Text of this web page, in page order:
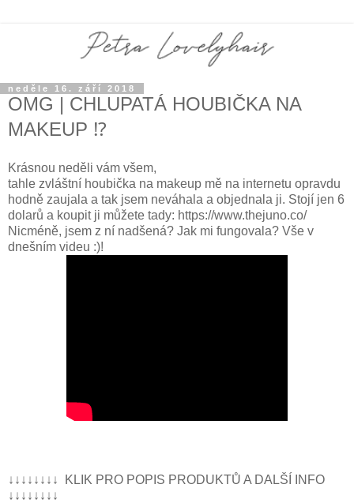
neděle 16. září 2018
OMG | CHLUPATÁ HOUBIČKA NA
MAKEUP ⁉️
Krásnou neděli vám všem,
tahle zvláštní houbička na makeup mě na internetu opravdu
hodně zaujala a tak jsem neváhala a objednala ji. Stojí jen 6
dolarů a koupit ji můžete tady: https://www.thejuno.co/
Nicméně, jsem z ní nadšená? Jak mi fungovala? Vše v
dnešním videu :)!
↓↓↓↓↓↓↓↓ KLIK PRO POPIS PRODUKTŮ A DALŠÍ INFO
↓↓↓↓↓↓↓↓